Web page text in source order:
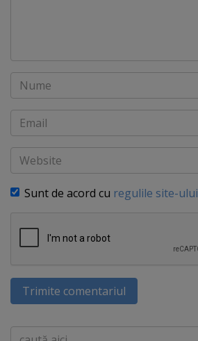
Nume
Email
Website
Sunt de acord cu regulile site-ului
Trimite comentariul
Caută